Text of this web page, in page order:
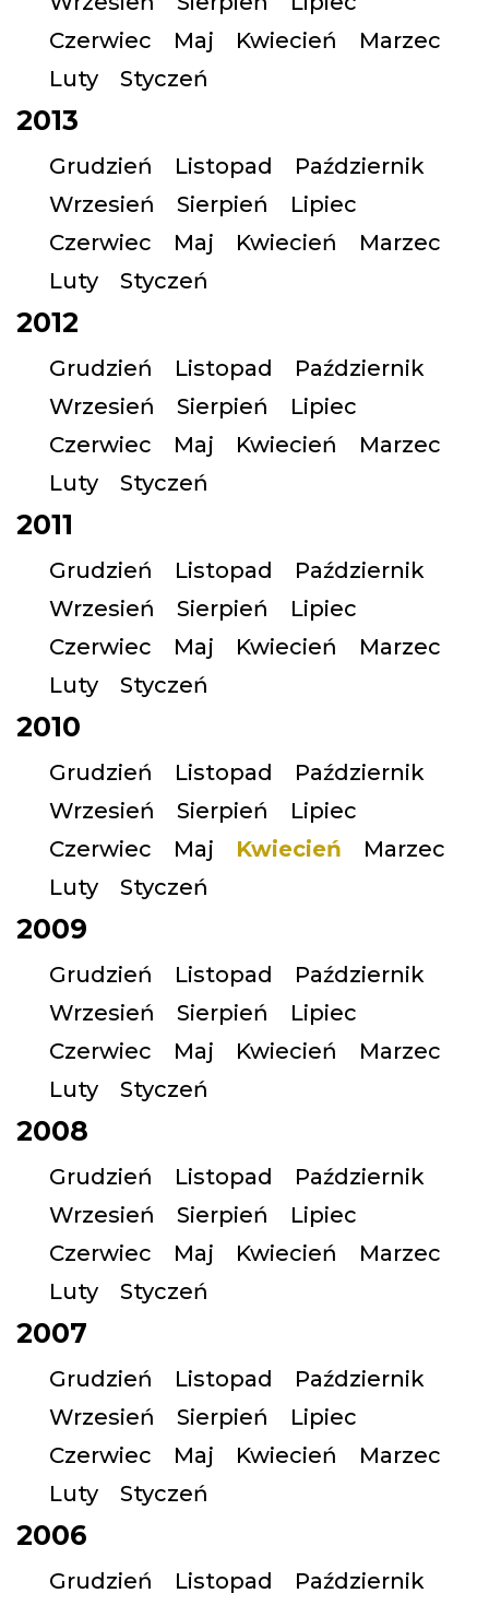
Czerwiec
Maj Kwiecień
Marzec
Luty
Styczeń
2013
Grudzień Listopad
Październik
Wrzesień
Sierpień
Lipiec
Czerwiec
Maj Kwiecień
Marzec
Luty
Styczeń
2012
Grudzień Listopad
Październik
Wrzesień
Sierpień
Lipiec
Czerwiec
Maj Kwiecień
Marzec
Luty
Styczeń
2011
Grudzień Listopad
Październik
Wrzesień
Sierpień
Lipiec
Czerwiec
Maj Kwiecień
Marzec
Luty
Styczeń
2010
Grudzień Listopad
Październik
Wrzesień
Sierpień
Lipiec
Czerwiec
Maj Kwiecień
Marzec
Luty
Styczeń
2009
Grudzień Listopad
Październik
Wrzesień
Sierpień
Lipiec
Czerwiec
Maj Kwiecień
Marzec
Luty
Styczeń
2008
Grudzień Listopad
Październik
Wrzesień
Sierpień
Lipiec
Czerwiec
Maj Kwiecień
Marzec
Luty
Styczeń
2007
Grudzień Listopad
Październik
Wrzesień
Sierpień
Lipiec
Czerwiec
Maj Kwiecień
Marzec
Luty
Styczeń
2006
Grudzień Listopad
Październik